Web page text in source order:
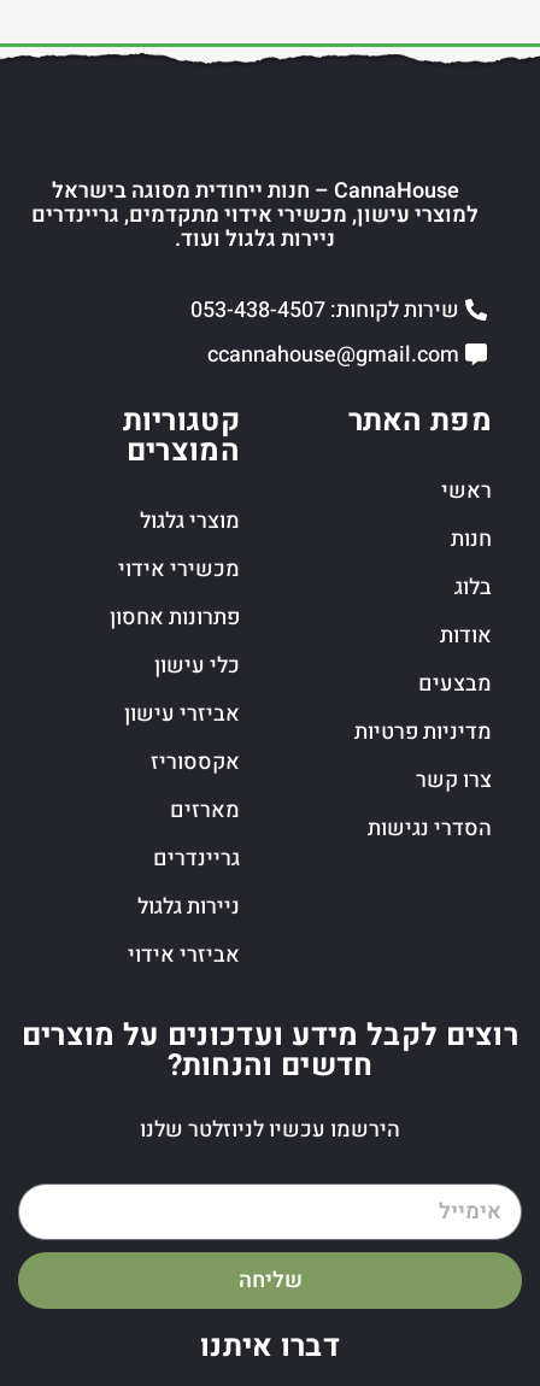
CannaHouse – חנות ייחודית מסוגה בישראל
למוצרי עישון, מכשירי אידוי מתקדמים, גריינדרים
ניירות גלגול ועוד.
שירות לקוחות: 053-438-4507
ccannahouse@gmail.com
מפת האתר
ראשי
חנות
בלוג
אודות
מבצעים
מדיניות פרטיות
צרו קשר
הסדרי נגישות
קטגוריות
המוצרים
מוצרי גלגול
מכשירי אידוי
פתרונות אחסון
כלי עישון
אביזרי עישון
אקססוריז
מארזים
גריינדרים
ניירות גלגול
אביזרי אידוי
רוצים לקבל מידע ועדכונים על מוצרים
חדשים והנחות?
הירשמו עכשיו לניוזלטר שלנו
שליחה
דברו איתנו